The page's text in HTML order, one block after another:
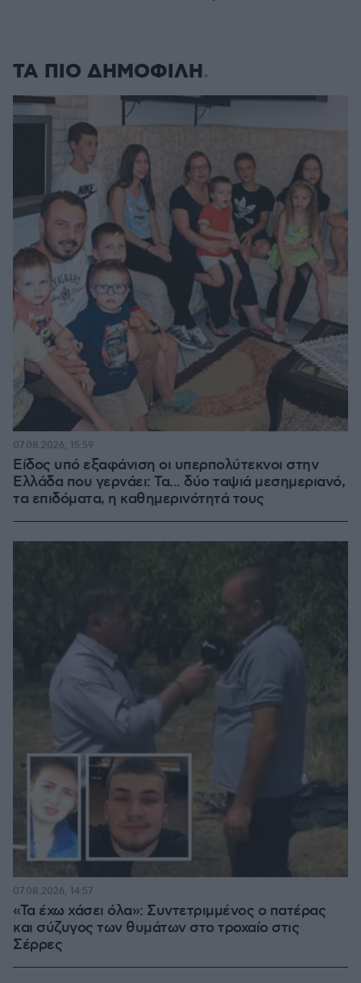
ΤΑ ΠΙΟ ΔΗΜΟΦΙΛΗ
Είδος υπό εξαφάνιση οι υπερπολύτεκνοι στην
Ελλάδα που γερνάει: Τα... δύο ταψιά μεσημεριανό,
τα επιδόματα, η καθημερινότητά τους
07.08.2026, 15:59
«Τα έχω χάσει όλα»: Συντετριμμένος ο πατέρας
και σύζυγος των θυμάτων στο τροχαίο στις
Σέρρες
07.08.2026, 14:57